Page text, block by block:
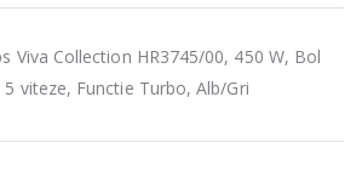
Viva Collection HR3745/00, 450 W, Bol
viteze, Functie Turbo, Alb/Gri
carne Bosch ...
549,00 Lei
-33%
carne